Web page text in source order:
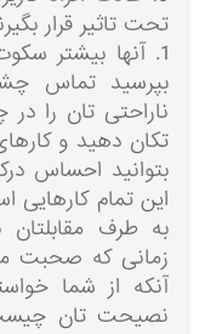
تحت تاثیر قرار
1. آنها بیشتر
بپرسید تماس
ناراحتی تان را
تکان دهید و
بتوانید احساس
این تمام کارهایی
به طرف
زمانی که صحبت
آنکه از شما
نصیحت تان